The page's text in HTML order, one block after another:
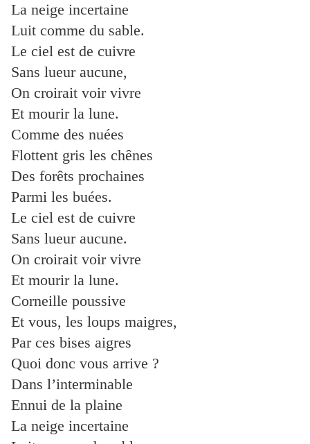
La neige incertaine
Luit comme du sable.
Le ciel est de cuivre
Sans lueur aucune,
On croirait voir vivre
Et mourir la lune.
Comme des nuées
Flottent gris les chênes
Des forêts prochaines
Parmi les buées.
Le ciel est de cuivre
Sans lueur aucune.
On croirait voir vivre
Et mourir la lune.
Corneille poussive
Et vous, les loups maigres,
Par ces bises aigres
Quoi donc vous arrive ?
Dans l’interminable
Ennui de la plaine
La neige incertaine